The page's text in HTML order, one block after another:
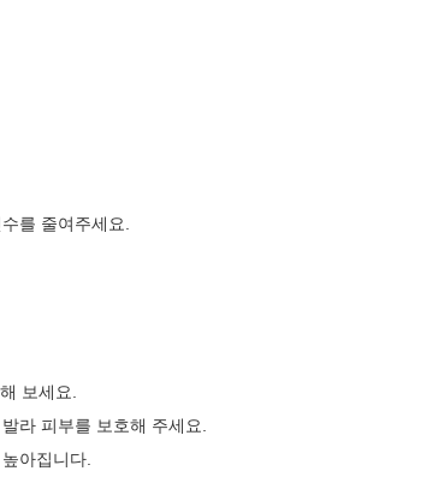
를 줄여주세요.
보세요.
라 피부를 보호해 주세요.
아집니다.